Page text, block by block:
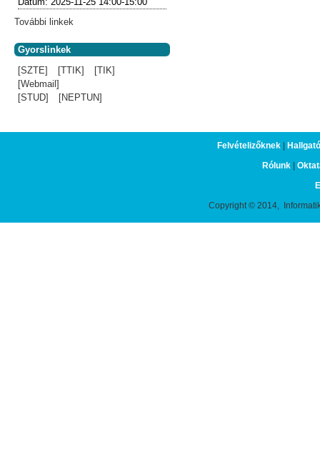
További linkek
Gyorslinkek
[SZTE]
[TTIK]
[TIK]
[Webmail]
[STUD]
[NEPTUN]
Felvételizőknek|
Rólunk|
Copyright © 2014,